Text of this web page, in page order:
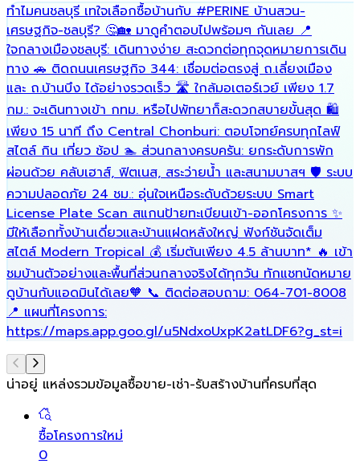
ทำไมคนชลบุรี เทใจเลือกซื้อบ้านกับ#PERINEบ้านสวน-
เศรษฐกิจ-ชลบุรี? 🤔🏡 มาดูคำตอบไปพร้อมๆ กันเลย 📍
ใจกลางเมืองชลบุรี: เดินทางง่าย สะดวกต่อทุกจุดหมายการเดิน
ทาง 🚗 ติดถนนเศรษฐกิจ 344: เชื่อมต่อตรงสู่ ถ.เลี่ยงเมือง
และ ถ.บ้านบึง ได้อย่างรวดเร็ว 🛣️ ใกล้มอเตอร์เวย์ เพียง 1.7
กม.: จะเดินทางเข้า กทม. หรือไปพัทยาก็สะดวกสบายขั้นสุด 🛍️
เพียง 15 นาที ถึง Central Chonburi: ตอบโจทย์ครบทุกไลฟ์
สไตล์ กิน เที่ยว ช้อป 🏊 ส่วนกลางครบครัน: ยกระดับการพัก
ผ่อนด้วย คลับเฮาส์, ฟิตเนส, สระว่ายน้ำ และสนามบาสฯ 🛡️ ระบบ
ความปลอดภัย 24 ชม.: อุ่นใจเหนือระดับด้วยระบบ Smart
License Plate Scan สแกนป้ายทะเบียนเข้า-ออกโครงการ ✨
มีให้เลือกทั้งบ้านเดี่ยวและบ้านแฝดหลังใหญ่ ฟังก์ชันจัดเต็ม
สไตล์ Modern Tropical 💰 เริ่มต้นเพียง 4.5 ล้านบาท* 🔥 เข้า
ชมบ้านตัวอย่างและพื้นที่ส่วนกลางจริงได้ทุกวัน ทักแชทนัดหมาย
ดูบ้านกับแอดมินได้เลย🧡 📞 ติดต่อสอบถาม: 064-701-8008
📍 แผนที่โครงการ:
https://maps.app.goo.gl/u5NdxoUxpK2atLDF6?g_st=i
น่าอยู่ แหล่งรวมข้อมูลซื้อขาย-เช่า-รับสร้างบ้านที่ครบที่สุด
ซื้อโครงการใหม่
0